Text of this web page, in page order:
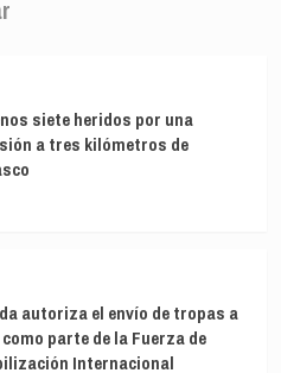
siete heridos por una
a tres kilómetros de
autoriza el envío de tropas a
parte de la Fuerza de
Internacional